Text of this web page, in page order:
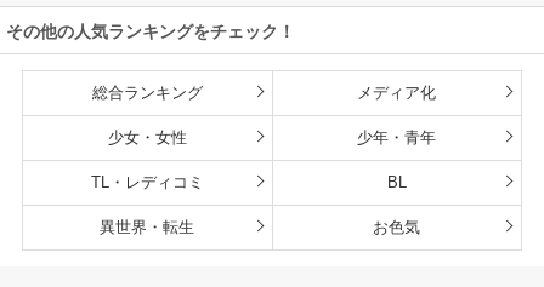
その他の人気ランキングをチェック！
総合ランキング メディア化
少女・女性 少年・青年
TL・レディコミ BL
異世界・転生 お色気